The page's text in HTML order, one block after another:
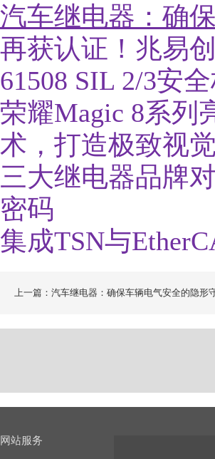
汽车继电器：确
再获认证！兆易
61508 SIL 2/3安
荣耀Magic 8系列
术，打造极致视
三大继电器品牌
密码
集成TSN与
上一篇：汽车继电器：确保车辆电气安全的隐形
网站服务